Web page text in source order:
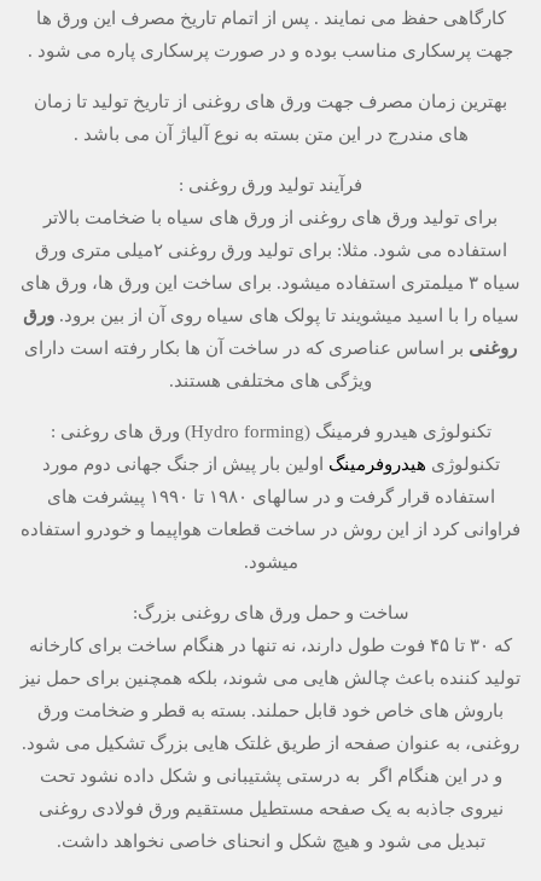
کارگاهی حفظ می نمایند . پس از اتمام تاریخ مصرف این ورق ها
جهت پرسکاری مناسب بوده و در صورت پرسکاری پاره می شود .
بهترین زمان مصرف جهت ورق های روغنی از تاریخ تولید تا زمان
های مندرج در این متن بسته به نوع آلیاژ آن می باشد .
فرآیند تولید ورق روغنی :
برای تولید ورق­ های روغنی از ورق­ های سیاه با ضخامت بالاتر
استفاده می شود. مثلا: برای تولید ورق روغنی ۲میلی متری ورق
سیاه ۳ میلمتری استفاده می­شود. برای ساخت این ورق ها، ورق ­های
سیاه را با اسید می­شویند تا پولک­ های سیاه روی آن از بین برود.ورق
روغنی بر اساس عناصری که در ساخت آن ها بکار رفته است دارای
ویژگی­ های مختلفی هستند.
تکنولوژی هیدرو فرمینگ (Hydro forming) ورق ­های روغنی :
تکنولوژی هیدروفرمینگ اولین بار پیش از جنگ جهانی دوم مورد
استفاده قرار گرفت و در سال­های ۱۹۸۰ تا ۱۹۹۰ پیشرفت ­های
فراوانی کرد از این روش در ساخت قطعات هواپیما و خودرو استفاده
می­شود.
ساخت و حمل ورق های روغنی بزرگ:
که ۳۰ تا ۴۵ فوت طول دارند، نه تنها در هنگام ساخت برای کارخانه
تولید کننده باعث چالش هایی می شوند، بلکه همچنین برای حمل نیز
باروش های خاص خود قابل حملند. بسته به قطر و ضخامت ورق
روغنی، به عنوان صفحه از طریق غلتک هایی بزرگ تشکیل می شود.
و در این هنگام اگر به درستی پشتیبانی و شکل داده نشود تحت
نیروی جاذبه به یک صفحه مستطیل مستقیم ورق فولادی روغنی
تبدیل می شود و هیچ شکل و انحنای خاصی نخواهد داشت.